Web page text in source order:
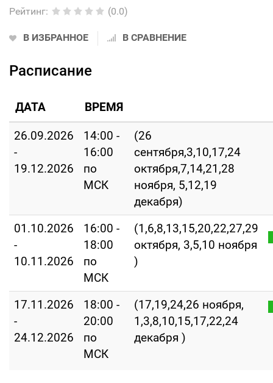
Рейтинг: (0.0)
В ИЗБРАННОЕ В СРАВНЕНИЕ
Расписание
ДАТА ВРЕМЯ
26.09.2026
-
19.12.2026
14:00 -
16:00
по
МСК
(26
сентября,3,10,17,24
октября,7,14,21,28
ноября, 5,12,19
декабря)
01.10.2026
-
10.11.2026
16:00 -
18:00
по
МСК
(1,6,8,13,15,20,22,27,29
октября, 3,5,10 ноября
)
17.11.2026
-
24.12.2026
18:00 -
20:00
по
МСК
(17,19,24,26 ноября,
1,3,8,10,15,17,22,24
декабря )